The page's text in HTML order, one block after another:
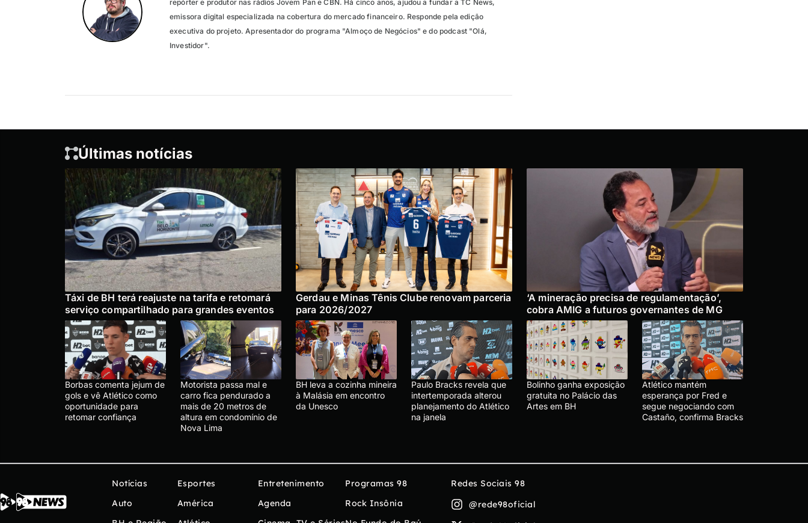
repórter e produtor nas rádios Jovem Pan e CBN. Há cinco anos, ajudou a fundar a TC News,
emissora digital especializada na cobertura do mercado financeiro. Responde pela edição
executiva do projeto. Apresentador do programa "Almoço de Negócios" e do podcast "Olá,
Investidor".
Últimas notícias
Táxi de BH terá reajuste na tarifa e retomará
serviço compartilhado para grandes eventos
Gerdau e Minas Tênis Clube renovam parceria
para 2026/2027
‘A mineração precisa de regulamentação’,
cobra AMIG a futuros governantes de MG
Borbas comenta jejum de
gols e vê Atlético como
oportunidade para
retomar confiança
Motorista passa mal e
carro fica pendurado a
mais de 20 metros de
altura em condomínio de
Nova Lima
BH leva a cozinha mineira
à Malásia em encontro
da Unesco
Paulo Bracks revela que
intertemporada alterou
planejamento do Atlético
na janela
Bolinho ganha exposição
gratuita no Palácio das
Artes em BH
Atlético mantém
esperança por Fred e
segue negociando com
Castaño, confirma Bracks
Notícias
Auto
Esportes
América
Entretenimento
Agenda
Programas 98
Rock Insônia
Redes Sociais 98
@rede98oficial